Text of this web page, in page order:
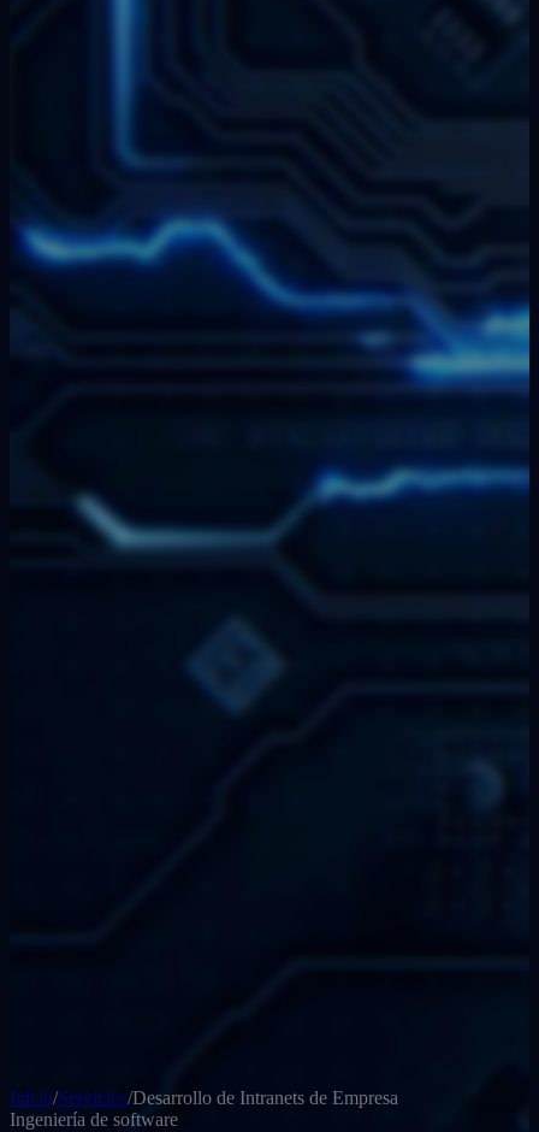
Inicio/Servicios/Desarrollo de Intranets de Empresa
Ingeniería de software